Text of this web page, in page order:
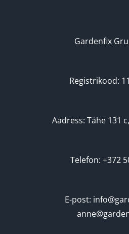
Gardenfix
Registrikood:
Aadress: Tähe 131
Telefon: +372
E-post: